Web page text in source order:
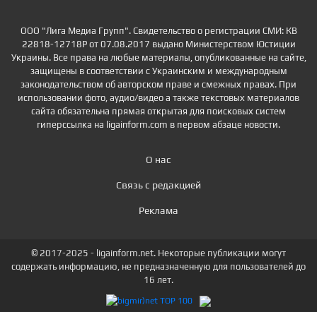
ООО "Лига Медиа Групп". Свидетельство о регистрации СМИ: КВ
22818-12718Р от 07.08.2017 выдано Министерством Юстиции
Украины. Все права на любые материалы, опубликованные на сайте,
защищены в соответствии с Украинским и международным
законодательством об авторском праве и смежных правах. При
использовании фото, аудио/видео а также текстовых материалов
сайта обязательна прямая открытая для поисковых систем
гиперссылка на ligainform.com в первом абзаце новости.
О нас
Связь с редакцией
Реклама
© 2017-2025 - ligainform.net. Некоторые публикации могут
содержать информацию, не предназначенную для пользователей до
16 лет.